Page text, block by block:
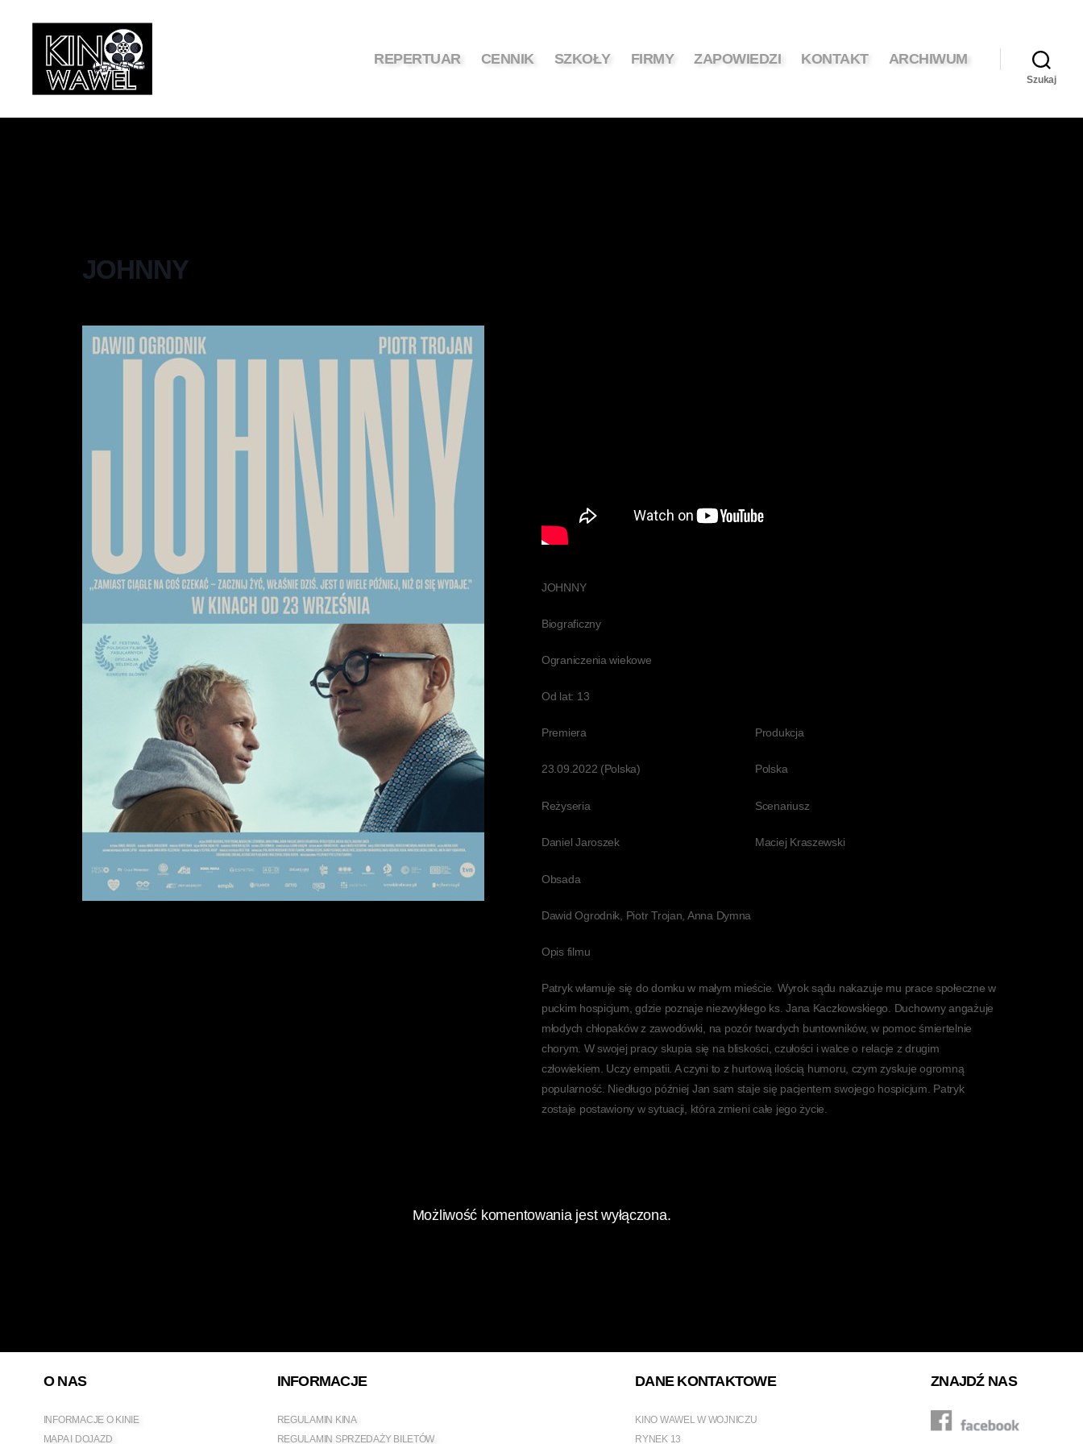
REPERTUAR CENNIK SZKOŁY FIRMY ZAPOWIEDZI KONTAKT ARCHIWUM
Szukaj
JOHNNY
JOHNNY
Biograficzny
Ograniczenia wiekowe
Od lat: 13
Premiera
23.09.2022 (Polska)
Produkcja
Polska
Reżyseria
Daniel Jaroszek
Scenariusz
Maciej Kraszewski
Obsada
Dawid Ogrodnik, Piotr Trojan, Anna Dymna
Opis filmu
Patryk włamuje się do domku w małym mieście. Wyrok sądu nakazuje mu prace społeczne w
puckim hospicjum, gdzie poznaje niezwykłego ks. Jana Kaczkowskiego. Duchowny angażuje
młodych chłopaków z zawodówki, na pozór twardych buntowników, w pomoc śmiertelnie
chorym. W swojej pracy skupia się na bliskości, czułości i walce o relacje z drugim
człowiekiem. Uczy empatii. A czyni to z hurtową ilością humoru, czym zyskuje ogromną
popularność. Niedługo później Jan sam staje się pacjentem swojego hospicjum. Patryk
zostaje postawiony w sytuacji, która zmieni całe jego życie.
Możliwość komentowania jest wyłączona.
O NAS
INFORMACJE O KINIE
MAPA I DOJAZD
INFORMACJE
REGULAMIN KINA
REGULAMIN SPRZEDAŻY BILETÓW
DANE KONTAKTOWE
KINO WAWEL W WOJNICZU
RYNEK 13
ZNAJDŹ NAS